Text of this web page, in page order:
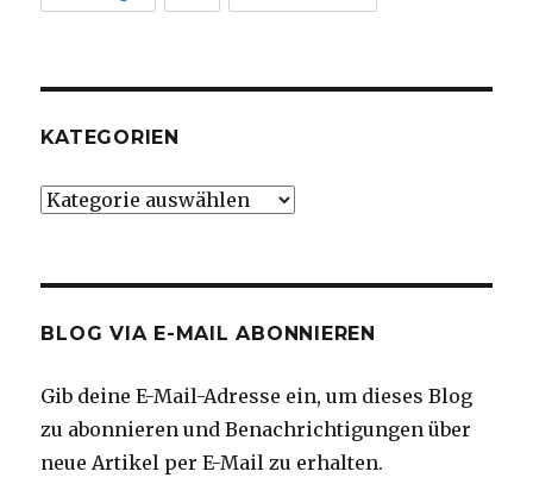
KATEGORIEN
Kategorien
BLOG VIA E-MAIL ABONNIEREN
Gib deine E-Mail-Adresse ein, um dieses Blog
zu abonnieren und Benachrichtigungen über
neue Artikel per E-Mail zu erhalten.